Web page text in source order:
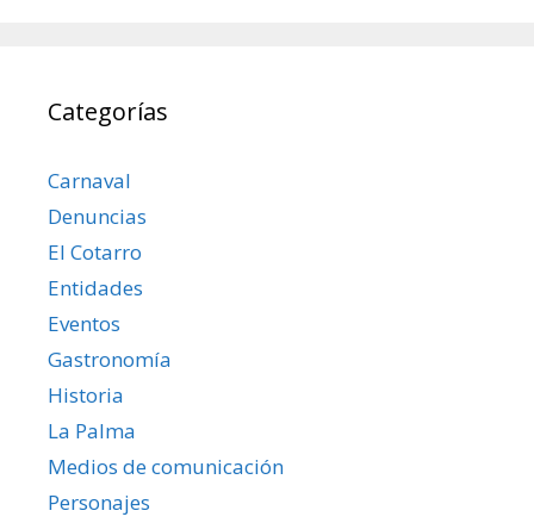
Categorías
Carnaval
Denuncias
El Cotarro
Entidades
Eventos
Gastronomía
Historia
La Palma
Medios de comunicación
Personajes